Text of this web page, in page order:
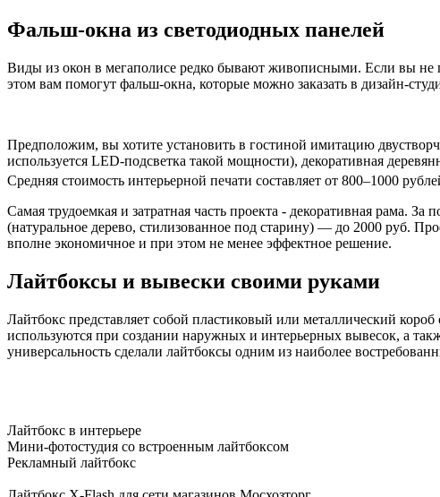
Фальш-окна из светодиодных панелей
Виды из окон в мегаполисе редко бывают живописными. Если вы не
этом вам помогут фальш-окна, которые можно заказать в дизайн-
Предположим, вы хотите установить в гостиной имитацию
используется LED-подсветка такой мощности), декоративная
Средняя стоимость интерьерной печати составляет от 800–1000
Самая трудоемкая и затратная часть проекта - декоративная рама.
(натуральное дерево, стилизованное под старину) — до 2000 руб.
вполне экономичное и при этом не менее эффектное решение.
Лайтбоксы и вывески своими руками
Лайтбокс представляет собой пластиковый или металлический
используются при создании наружных и интерьерных вывесок, а
универсальность сделали лайтбоксы одним из наиболее
Лайтбокс в интерьере
Мини-фотостудия со встроенным лайтбоксом
Рекламный лайтбокс